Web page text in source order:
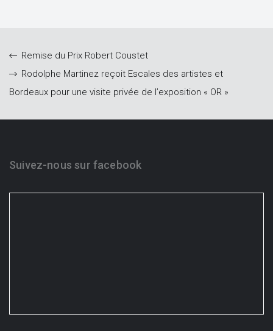
Remise du Prix Robert Coustet
Rodolphe Martinez reçoit Escales des artistes et
Bordeaux pour une visite privée de l’exposition « OR »
Suivez-nous sur facebook